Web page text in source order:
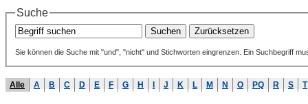
Suche
Sie können die Suche mit "und", "nicht" und Stichworten eingrenzen. Ein Suchbegriff
Alle A B C D E F G H J K L M N O PQ R S T